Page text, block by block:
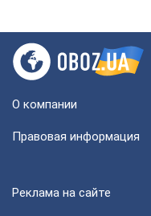
О компании
Правовая информация
Реклама на сайте